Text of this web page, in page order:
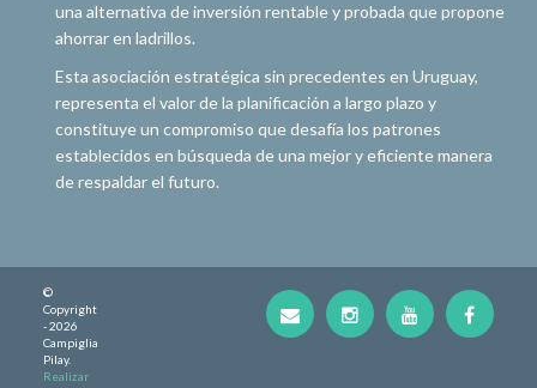
una alternativa de inversión rentable y probada que propone
ahorrar en ladrillos.
Esta asociación estratégica sin precedentes en Uruguay,
representa el valor de la planificación a largo plazo y
constituye un compromiso que desafía los patrones
establecidos en búsqueda de una mejor y eficiente manera
de respaldar el futuro.
©
Copyright
- 2026
Campiglia
Pilay.
Realizar